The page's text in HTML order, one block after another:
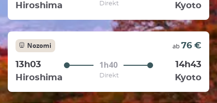
Hiroshima
Direkt Kyoto
Nozomi ab76 €
13h03 1h40
14h43
Hiroshima
Direkt Kyoto